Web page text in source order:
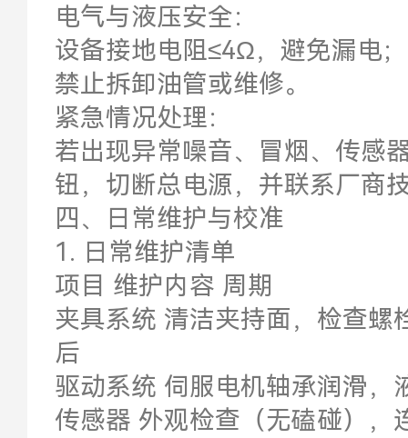
电气与液压安全：
设备接地电阻≤4Ω，避免漏电
禁止拆卸油管或维修。
紧急情况处理：
若出现异常噪音、冒烟、传感
钮，切断总电源，并联系厂商
四、日常维护与校准
1. 日常维护清单
项目 维护内容 周期
夹具系统 清洁夹持面，检查螺
后
驱动系统 伺服电机轴承润滑，
传感器 外观检查（无磕碰），